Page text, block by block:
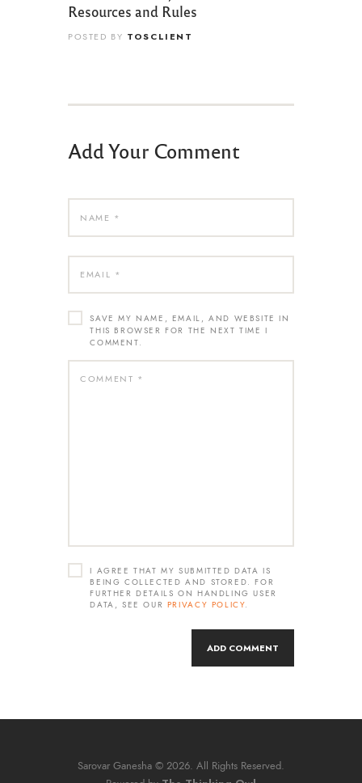
Resources and Rules
POSTED BY TOSCLIENT
Add Your Comment
SAVE MY NAME, EMAIL, AND WEBSITE IN
THIS BROWSER FOR THE NEXT TIME I
COMMENT.
I AGREE THAT MY SUBMITTED DATA IS
BEING COLLECTED AND STORED. FOR
FURTHER DETAILS ON HANDLING USER
DATA, SEE OUR PRIVACY POLICY.
Sarovar Ganesha © 2026. All Rights Reserved.